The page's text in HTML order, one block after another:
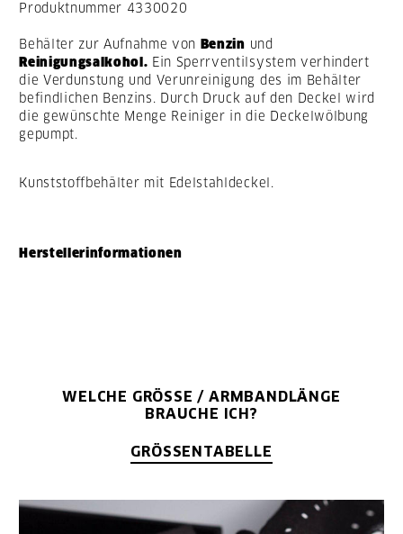
Produktnummer 4330020
Behälter zur Aufnahme von Benzin und
Reinigungsalkohol. Ein Sperrventilsystem verhindert
die Verdunstung und Verunreinigung des im Behälter
befindlichen Benzins. Durch Druck auf den Deckel wird
die gewünschte Menge Reiniger in die Deckelwölbung
gepumpt.
Kunststoffbehälter mit Edelstahldeckel.
Herstellerinformationen
WELCHE GRÖSSE / ARMBANDLÄNGE B
RAUCHE ICH?
GRÖSSENTABELLE